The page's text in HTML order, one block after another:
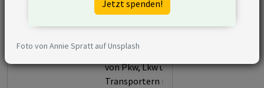
in Deutschland ansässiges
Automobilunternehmen, das
Produktion und dem Vertrieb
von Pkw, Lkw und
Transportern in Deutschland
Jetzt spenden!
Foto von Annie Spratt auf Unsplash